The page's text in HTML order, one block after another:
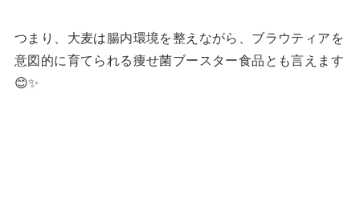
つまり、大麦は腸内環境を整えながら、ブラウティアを
意図的に育てられる痩せ菌ブースター食品とも言えます
😊✨